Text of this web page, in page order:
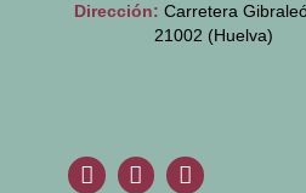
Dirección: Carretera
21002 (Huelva)